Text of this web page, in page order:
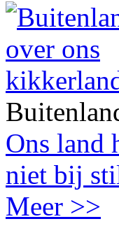
Ons land
niet bij
Meer >>